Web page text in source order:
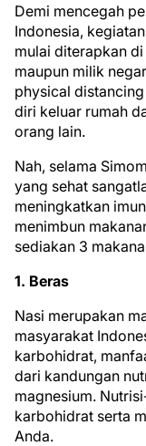
Demi mencegah
Indonesia,
mulai diterapkan
maupun milik
physical
diri keluar rumah
orang lain.
Nah, selama
yang sehat
meningkatkan
menimbun
sediakan 3
1. Beras
Nasi merupakan
masyarakat
karbohidrat,
dari kandungan
magnesium.
karbohidrat serta
Anda.